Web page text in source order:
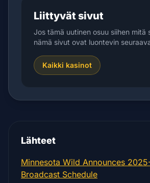
Liittyvät sivut
Jos tämä uutinen osuu siihen mitä
nämä sivut ovat luontevin
Kaikki kasinot
Lähteet
Minnesota Wild Announces
Broadcast Schedule